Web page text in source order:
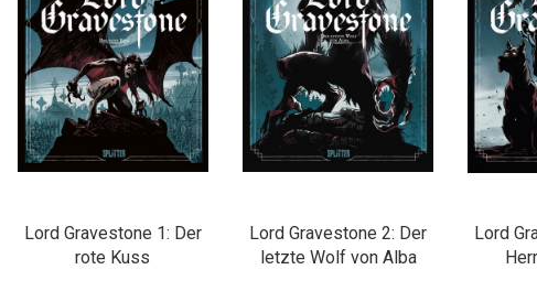
Lord Gravestone 1: Der
rote Kuss
Lord Gravestone 2: Der
letzte Wolf von Alba
Lord